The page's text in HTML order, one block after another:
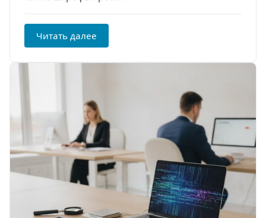
Читать далее